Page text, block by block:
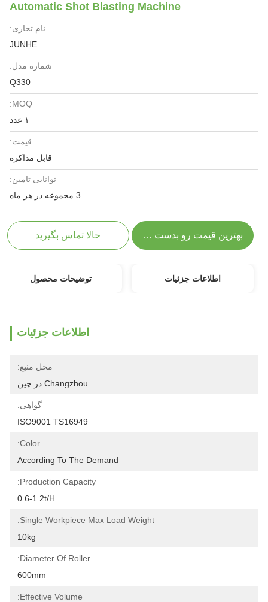
Automatic Shot Blasting Machine
نام تجاری:
JUNHE
شماره مدل:
Q330
MOQ:
قیمت:
قابل مذاکره
توانایی تامین:
بهترین قیمت رو بدست بیار حالا تماس بگیرید
اطلاعات جزئیات توضیحات محصول
اطلاعات جزئیات
محل منبع:
Changzhou در چین
گواهی:
ISO9001 TS16949
Color:
According To The Demand
Production Capacity:
0.6-1.2t/h
Single Workpiece Max Load Weight:
10kg
Diameter Of Roller:
600mm
Effective Volume: